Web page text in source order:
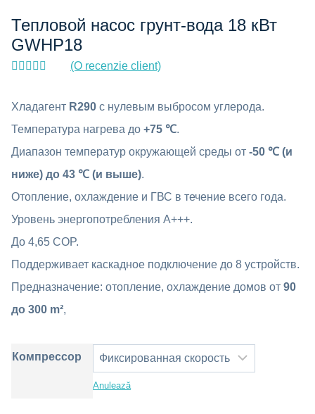
Тепловой насос грунт-вода 18 кВт
GWHP18
pe baza unei
singure
evaluări
(O recenzie client)
Хладагент R290 с нулевым выбросом углерода.
Температура нагрева до +75 ℃.
Диапазон температур окружающей среды от -50 ℃ (и
ниже) до 43 ℃ (и выше).
Отопление, охлаждение и ГВС в течение всего года.
Уровень энергопотребления A+++.
До 4,65 COP.
Поддерживает каскадное подключение до 8 устройств.
Предназначение: отопление, охлаждение домов от 90
до 300 m²,
Компрессор
Anulează